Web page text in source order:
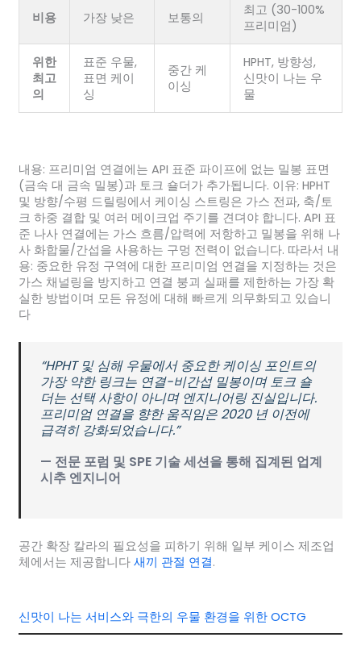
비용 가장 낮은 보통의
최고 (30-100%
프리미엄)
위한
최고
의
표준 우물,
표면 케이
싱
중간 케
이싱
HPHT, 방향성,
신맛이 나는 우
물
내용: 프리미엄 연결에는 API 표준 파이프에 없는 밀봉 표면
(금속 대 금속 밀봉)과 토크 숄더가 추가됩니다. 이유: HPHT
및 방향/수평 드릴링에서 케이싱 스트링은 가스 전파, 축/토
크 하중 결합 및 여러 메이크업 주기를 견뎌야 합니다. API 표
준 나사 연결에는 가스 흐름/압력에 저항하고 밀봉을 위해 나
사 화합물/간섭을 사용하는 구멍 전력이 없습니다. 따라서 내
용: 중요한 유정 구역에 대한 프리미엄 연결을 지정하는 것은
가스 채널링을 방지하고 연결 붕괴 실패를 제한하는 가장 확
실한 방법이며 모든 유정에 대해 빠르게 의무화되고 있습니
다
“HPHT 및 심해 우물에서 중요한 케이싱 포인트의
가장 약한 링크는 연결-비간섭 밀봉이며 토크 숄
더는 선택 사항이 아니며 엔지니어링 진실입니다.
프리미엄 연결을 향한 움직임은 2020 년 이전에
급격히 강화되었습니다.”
— 전문 포럼 및 SPE 기술 세션을 통해 집계된 업계
시추 엔지니어
공간 확장 칼라의 필요성을 피하기 위해 일부 케이스 제조업
체에서는 제공합니다 새끼 관절 연결.
신맛이 나는 서비스와 극한의 우물 환경을 위한 OCTG